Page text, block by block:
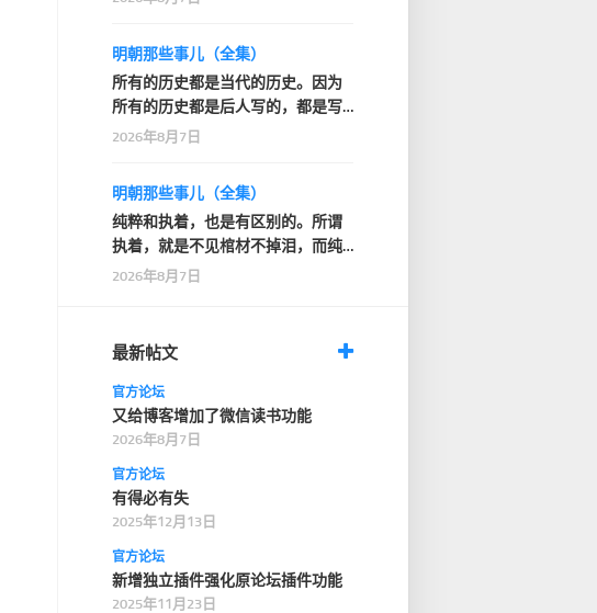
明朝那些事儿（全集）
所有的历史都是当代的历史。因为
所有的历史都是后人写的，都是写
的人的那个时代的感…
2026年8月7日
明朝那些事儿（全集）
纯粹和执着，也是有区别的。所谓
执着，就是不见棺材不掉泪，而纯
粹，是见了棺材，也…
2026年8月7日
最新帖文
官方论坛
又给博客增加了微信读书功能
2026年8月7日
官方论坛
有得必有失
2025年12月13日
官方论坛
新增独立插件强化原论坛插件功能
2025年11月23日